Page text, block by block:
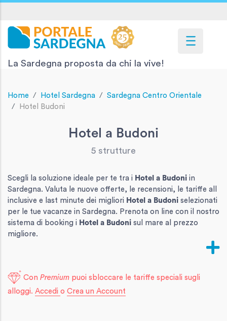
La Sardegna proposta da chi la vive!
Home Hotel Sardegna
Sardegna Centro Orientale
Hotel Budoni
Hotel a Budoni
5 strutture
Scegli la soluzione ideale per te tra i Hotel a Budoni in
Sardegna. Valuta le nuove offerte, le recensioni, le tariffe all
inclusive e last minute dei migliori Hotel a Budoni selezionati
per le tue vacanze in Sardegna. Prenota on line con il nostro
sistema di booking i Hotel a Budoni sul mare al prezzo
migliore.
Con Premium puoi sbloccare le tariffe speciali sugli
alloggi. Accedi o Crea un Account